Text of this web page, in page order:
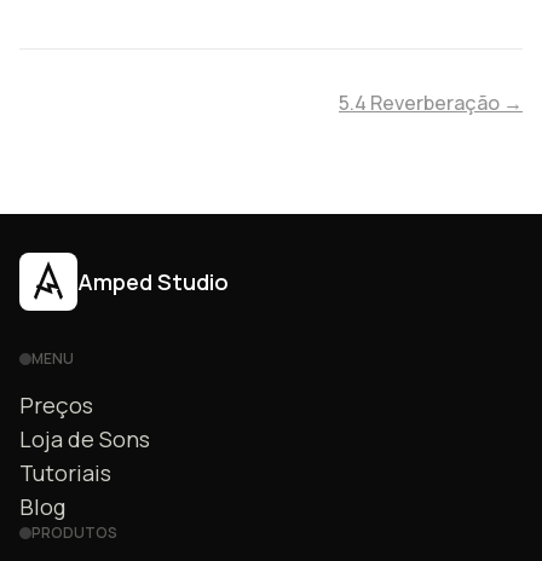
5.4 Reverberação →
Amped Studio
MENU
Preços
Loja de Sons
Tutoriais
Blog
PRODUTOS